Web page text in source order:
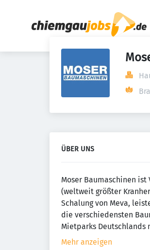
ÜBER UNS
Moser Baumaschinen
(weltweit größter
Schalung von Meva,
die verschiedensten
Mietparks
Mehr anzeigen